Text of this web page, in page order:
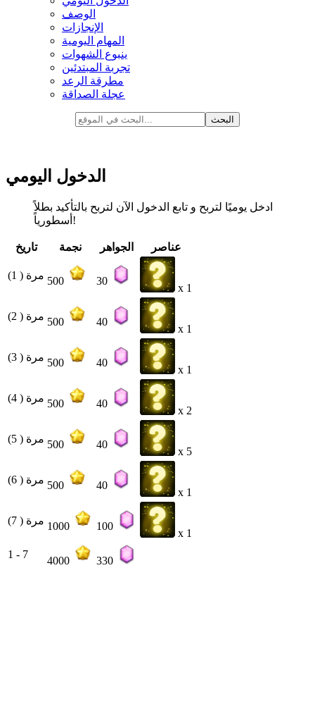
الوصف
الإنجازات
المهام اليومية
ينبوع الشهوات
تجربة المبتدئين
مطرقة الرعد
عجلة الصداقة
الدخول اليومي
ادخل يوميًا لتربح و تابع الدخول الآن لتربح بالتأكيد بطلاً
أسطورياً!
تاريخ نجمة الجواهر عناصر
مرة ( 1) 500 30
x 1
مرة ( 2) 500 40
x 1
مرة ( 3) 500 40
x 1
مرة ( 4) 500 40
x 2
مرة ( 5) 500 40
x 5
مرة ( 6) 500 40
x 1
مرة ( 7) 1000 100
x 1
1 - 7
4000 330